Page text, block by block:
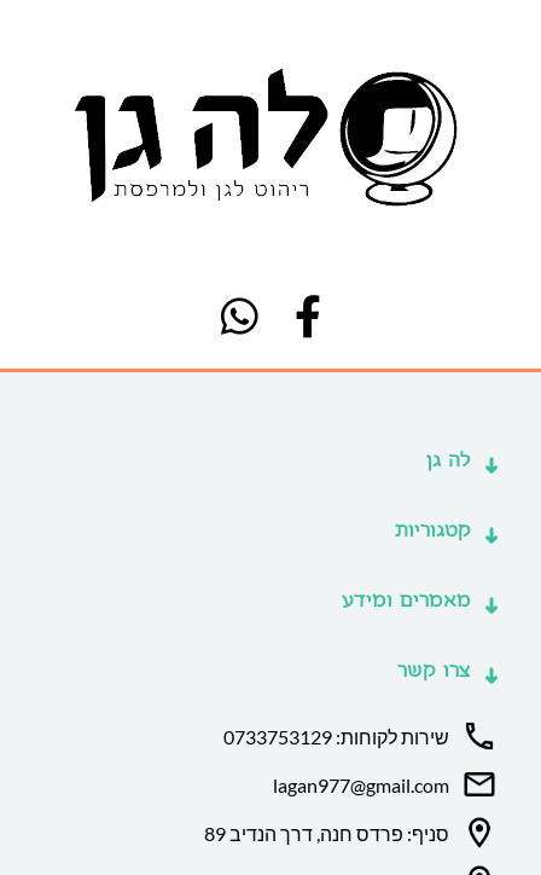
לה גן
קטגוריות
מאמרים ומידע
צרו קשר
שירות לקוחות: 0733753129
lagan977@gmail.com
סניף: פרדס חנה, דרך הנדיב 89